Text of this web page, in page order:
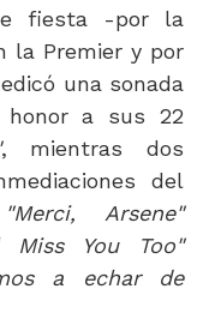
fiesta -por la
la Premier y por
una sonada
honor a sus 22
, mientras dos
del
Arsene"
Miss You Too"
a echar de